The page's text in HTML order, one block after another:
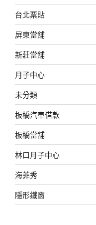
台北票貼
屏東當舖
新莊當舖
月子中心
未分類
板橋汽車借款
板橋當舖
林口月子中心
海菲秀
隱形鐵窗